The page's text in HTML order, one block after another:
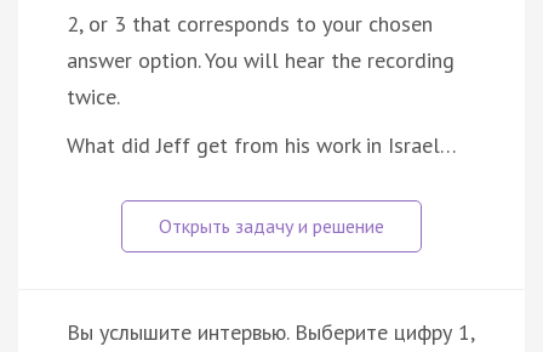
2, or 3 that corresponds to your chosen
answer option. You will hear the recording
twice.
What did Jeff get from his work in Israel…
Вы услышите интервью. Выберите цифру 1,